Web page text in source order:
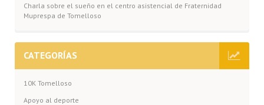
Charla sobre el sueño en el centro asistencial de Fraternidad
Muprespa de Tomelloso
CATEGORÍAS
10K Tomelloso
Apoyo al deporte